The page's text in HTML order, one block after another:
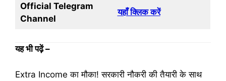
Official Telegram
Channel
यहाँ क्लिक करें
यह भी पढ़ें–
Extra Income का मौका! सरकारी नौकरी की तैयारी के साथ